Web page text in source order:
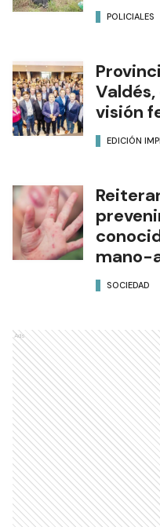
POLICIALES
visión
EDICIÓN
mano-
SOCIEDAD
Ads